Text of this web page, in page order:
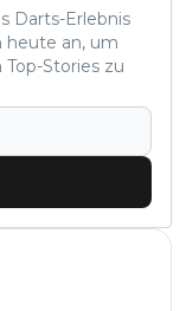
Darts-Erlebnis
heute an, um
Stories zu